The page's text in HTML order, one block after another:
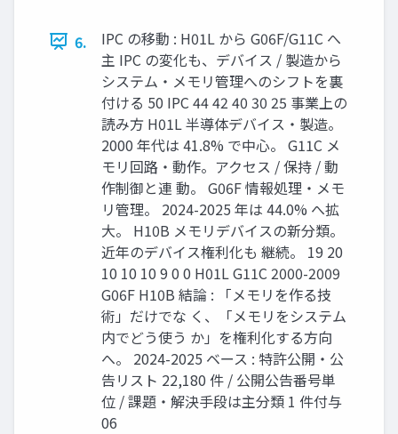
6.
IPC の移動 : H01L から G06F/G11C へ
主 IPC の変化も、デバイス / 製造から
システム・メモリ管理へのシフトを裏
付ける 50 IPC 44 42 40 30 25 事業上の
読み方 H01L 半導体デバイス・製造。
2000 年代は 41.8% で中心。 G11C メ
モリ回路・動作。アクセス / 保持 / 動
作制御と連 動。 G06F 情報処理・メモ
リ管理。 2024-2025 年は 44.0% へ拡
大。 H10B メモリデバイスの新分類。
近年のデバイス権利化も 継続。 19 20
10 10 10 9 0 0 H01L G11C 2000-2009
G06F H10B 結論 : 「メモリを作る技
術」だけでな く、「メモリをシステム
内でどう使う か」を権利化する方向
へ。 2024-2025 ベース : 特許公開・公
告リスト 22,180 件 / 公開公告番号単
位 / 課題・解決手段は主分類 1 件付与
06